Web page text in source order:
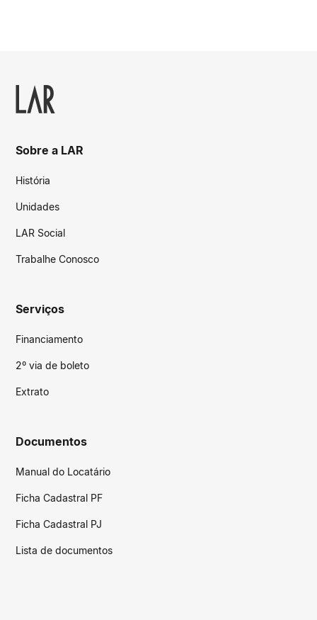
Sobre a LAR
História
Unidades
LAR Social
Trabalhe Conosco
Serviços
Financiamento
2º via de boleto
Extrato
Documentos
Manual do Locatário
Ficha Cadastral PF
Ficha Cadastral PJ
Lista de documentos